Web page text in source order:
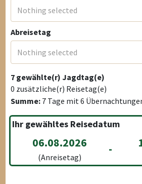
Nothing selected
Abreisetag
Nothing selected
7 gewählte(r) Jagdtag(e)
0 zusätzliche(r) Reisetag(e)
Summe: 7 Tage mit6
Ihr gewähltes Reisedatum
06.08.2026
(Anreisetag)
-